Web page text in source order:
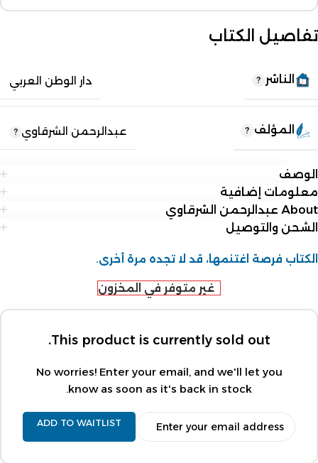
تفاصيل الكتاب
الناشر دار الوطن العربي
المؤلف عبدالرحمن الشرقاوي
الوصف
معلومات إضافية
About عبدالرحمن الشرقاوي
الشحن والتوصيل
الكتاب فرصة اغتنمها، قد لا تجده مرة أخرى.
غير متوفر في المخزون
This product is currently sold out.
No worries! Enter your email, and we'll let you
know as soon as it's back in stock.
ADD TO WAITLIST